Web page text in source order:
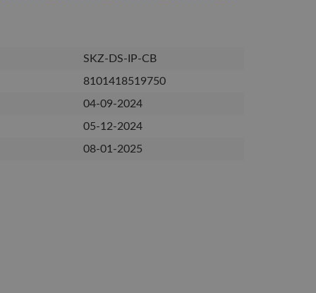
SKZ-DS-IP-CB
8101418519750
04-09-2024
05-12-2024
08-01-2025